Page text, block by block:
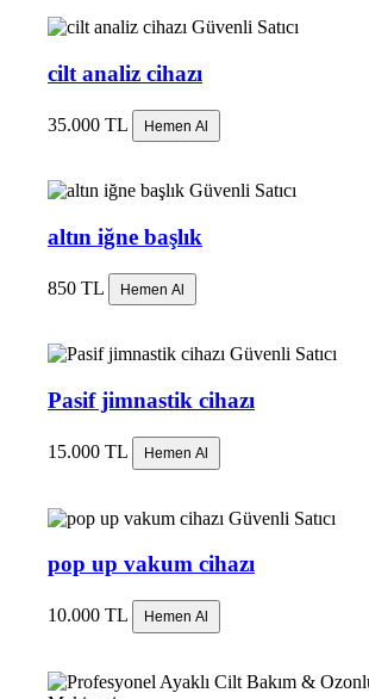
Güvenli Satıcı
cilt analiz cihazı
35.000 TL Hemen Al
Güvenli Satıcı
altın iğne başlık
850 TL Hemen Al
Güvenli Satıcı
Pasif jimnastik cihazı
15.000 TL Hemen Al
Güvenli Satıcı
pop up vakum cihazı
10.000 TL Hemen Al